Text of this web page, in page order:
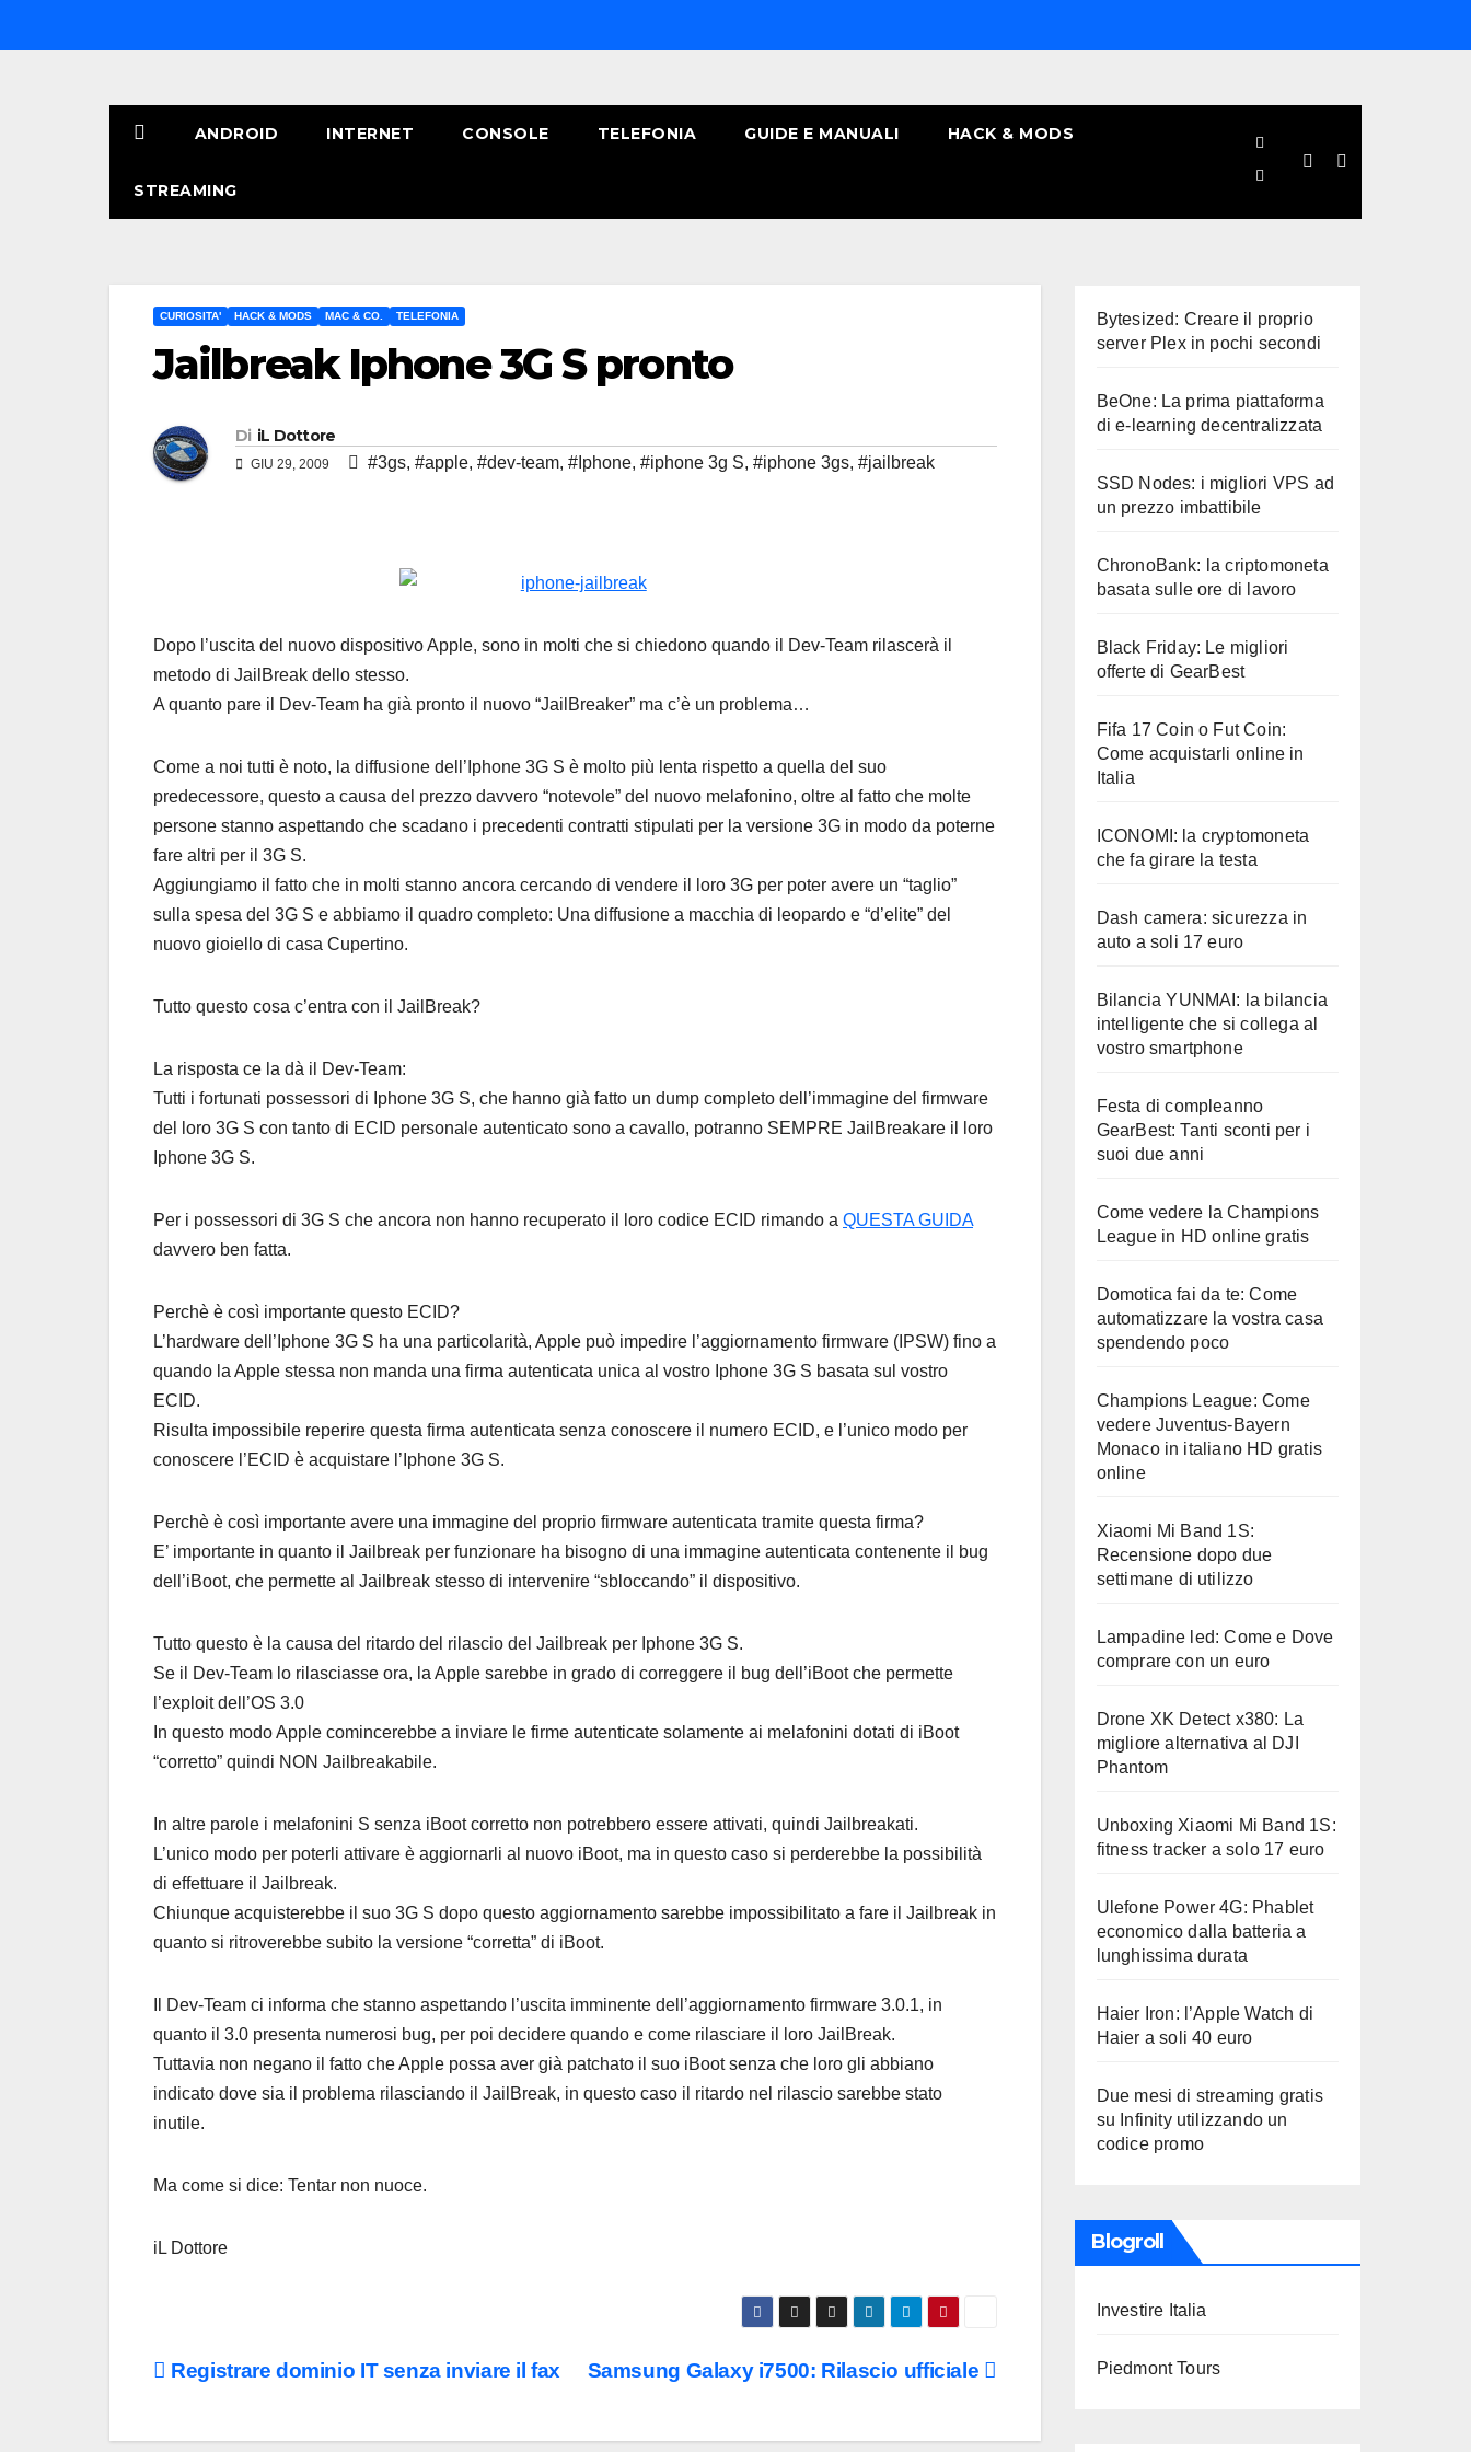
al
ANDROID INTERNET CONSOLE TELEFONIA GUIDE E MANUALI HACK & MODS
STREAMING
CURIOSITA' HACK & MODS MAC & CO. TELEFONIA
Jailbreak Iphone 3G S pronto
Di iL Dottore
GIU 29, 2009 #3gs, #apple, #dev-team, #Iphone, #iphone 3g S, #iphone 3gs, #jailbreak
Dopo l’uscita del nuovo dispositivo Apple, sono in molti che si chiedono quando il Dev-Team rilascerà il
metodo di JailBreak dello stesso.
A quanto pare il Dev-Team ha già pronto il nuovo “JailBreaker” ma c’è un problema…
Come a noi tutti è noto, la diffusione dell’Iphone 3G S è molto più lenta rispetto a quella del suo
predecessore, questo a causa del prezzo davvero “notevole” del nuovo melafonino, oltre al fatto che molte
persone stanno aspettando che scadano i precedenti contratti stipulati per la versione 3G in modo da poterne
fare altri per il 3G S.
Aggiungiamo il fatto che in molti stanno ancora cercando di vendere il loro 3G per poter avere un “taglio”
sulla spesa del 3G S e abbiamo il quadro completo: Una diffusione a macchia di leopardo e “d’elite” del
nuovo gioiello di casa Cupertino.
Tutto questo cosa c’entra con il JailBreak?
La risposta ce la dà il Dev-Team:
Tutti i fortunati possessori di Iphone 3G S, che hanno già fatto un dump completo dell’immagine del firmware
del loro 3G S con tanto di ECID personale autenticato sono a cavallo, potranno SEMPRE JailBreakare il loro
Iphone 3G S.
Per i possessori di 3G S che ancora non hanno recuperato il loro codice ECID rimando a QUESTA GUIDA
davvero ben fatta.
Perchè è così importante questo ECID?
L’hardware dell’Iphone 3G S ha una particolarità, Apple può impedire l’aggiornamento firmware (IPSW) fino a
quando la Apple stessa non manda una firma autenticata unica al vostro Iphone 3G S basata sul vostro
ECID.
Risulta impossibile reperire questa firma autenticata senza conoscere il numero ECID, e l’unico modo per
conoscere l’ECID è acquistare l’Iphone 3G S.
Perchè è così importante avere una immagine del proprio firmware autenticata tramite questa firma?
E’ importante in quanto il Jailbreak per funzionare ha bisogno di una immagine autenticata contenente il bug
dell’iBoot, che permette al Jailbreak stesso di intervenire “sbloccando” il dispositivo.
Tutto questo è la causa del ritardo del rilascio del Jailbreak per Iphone 3G S.
Se il Dev-Team lo rilasciasse ora, la Apple sarebbe in grado di correggere il bug dell’iBoot che permette
l’exploit dell’OS 3.0
In questo modo Apple comincerebbe a inviare le firme autenticate solamente ai melafonini dotati di iBoot
“corretto” quindi NON Jailbreakabile.
In altre parole i melafonini S senza iBoot corretto non potrebbero essere attivati, quindi Jailbreakati.
L’unico modo per poterli attivare è aggiornarli al nuovo iBoot, ma in questo caso si perderebbe la possibilità
di effettuare il Jailbreak.
Chiunque acquisterebbe il suo 3G S dopo questo aggiornamento sarebbe impossibilitato a fare il Jailbreak in
quanto si ritroverebbe subito la versione “corretta” di iBoot.
Il Dev-Team ci informa che stanno aspettando l’uscita imminente dell’aggiornamento firmware 3.0.1, in
quanto il 3.0 presenta numerosi bug, per poi decidere quando e come rilasciare il loro JailBreak.
Tuttavia non negano il fatto che Apple possa aver già patchato il suo iBoot senza che loro gli abbiano
indicato dove sia il problema rilasciando il JailBreak, in questo caso il ritardo nel rilascio sarebbe stato
inutile.
Ma come si dice: Tentar non nuoce.
iL Dottore
Navigazione
Samsung Galaxy i7500: Rilascio ufficiale
Registrare dominio IT senza inviare il fax
Bytesized: Creare il proprio
server Plex in pochi secondi
BeOne: La prima piattaforma
di e-learning decentralizzata
SSD Nodes: i migliori VPS ad
un prezzo imbattibile
ChronoBank: la criptomoneta
basata sulle ore di lavoro
Black Friday: Le migliori
offerte di GearBest
Fifa 17 Coin o Fut Coin:
Come acquistarli online in
Italia
ICONOMI: la cryptomoneta
che fa girare la testa
Dash camera: sicurezza in
auto a soli 17 euro
Bilancia YUNMAI: la bilancia
intelligente che si collega al
vostro smartphone
Festa di compleanno
GearBest: Tanti sconti per i
suoi due anni
Come vedere la Champions
League in HD online gratis
Domotica fai da te: Come
automatizzare la vostra casa
spendendo poco
Champions League: Come
vedere Juventus-Bayern
Monaco in italiano HD gratis
online
Xiaomi Mi Band 1S:
Recensione dopo due
settimane di utilizzo
Lampadine led: Come e Dove
comprare con un euro
Drone XK Detect x380: La
migliore alternativa al DJI
Phantom
Unboxing Xiaomi Mi Band 1S:
fitness tracker a solo 17 euro
Ulefone Power 4G: Phablet
economico dalla batteria a
lunghissima durata
Haier Iron: l’Apple Watch di
Haier a soli 40 euro
Due mesi di streaming gratis
su Infinity utilizzando un
codice promo
Blogroll
Investire Italia
Piedmont Tours